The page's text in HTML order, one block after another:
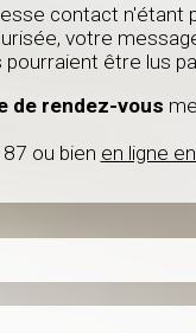
contact n'étant
votre
être lus
de rendez-vous
ou bien en ligne